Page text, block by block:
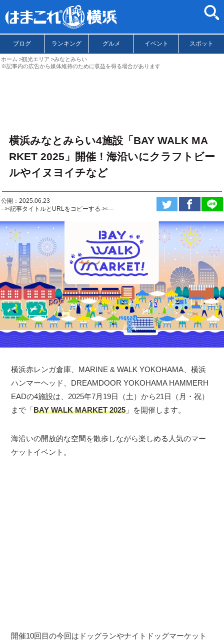
ブログ ランキング グルメ イベント スポット
ホーム 観光エリア
みなとみらい
※記事内の広告から媒体維持のために収益を得る場合があります
横浜みなとみらい4施設「BAY WALK MA
RKET 2025」開催！海沿いにクラフトビー
ルやイヌヨイチなど
公開：2025.06.23
--✄記事タイトルとURLをコピーする-✄—
横浜赤レンガ倉庫、MARINE & WALK YOKOHAMA、横浜
ハンマーヘッド、DREAMDOOR YOKOHAMA HAMMERH
EADの4施設は、2025年7月19日（土）から21日（月・祝）
まで「BAY WALK MARKET 2025 」を開催します。
海沿いの開放的な空間を散歩しながら楽しめる人気のマー
ケットイベント。
開催10回目の今回はドッグランやナイトドッグマーケット